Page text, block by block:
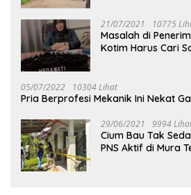
21/07/2021 10775
Masalah di
Kotim Harus Cari
05/07/2022 10304 Lihat
Pria Berprofesi Mekanik Ini Nekat
29/06/2021 9994
Cium Bau Tak
PNS Aktif di Mura